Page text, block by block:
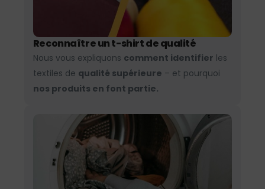
Reconnaître un t-shirt de qualité
Nous vous expliquons comment identifier les
textiles de qualité supérieure – et pourquoi
nos produits en font partie.